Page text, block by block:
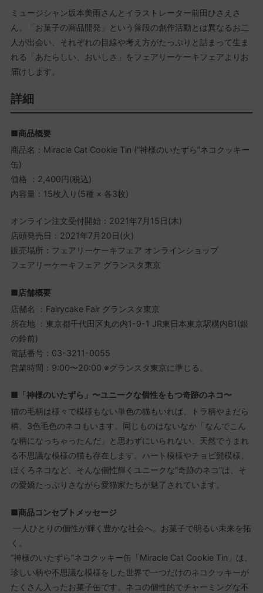
ミュージシャン坂本美雨さんとイラストレーター前田ひさえさ
ん。「お菓子の商品開発」という普段の創作活動とは異なるお二
人が出会い、それぞれの目線や考え方がたっぷりと詰まって生ま
れる「あたらしい、おいしさ」をフェアリーケーキフェアよりお
届けします。
詳細
■商品概要
商品名：Miracle Cat Cookie Tin (“神様のいたずら”ネコクッキー
缶)
価格 ：2,400円(税込)
内容量：15枚入り(5種 × 各3枚)
オンライン注文受付開始：2021年7月15日(木)
店頭発売日：2021年7月20日(火)
販売場所：フェアリーケーキフェア オンラインショップ
フェアリーケーキフェア グランスタ東京
■店舗概要
店舗名 ：Fairycake Fair グランスタ東京
所在地 ：東京都千代田区丸の内1-9-1 JR東日本東京駅構内B1(銀
の鈴前)
電話番号：03-3211-0055
営業時間：9:00〜20:00 ※グランスタ東京に準じる。
■「神様のいたずら」〜ユニークな個性をもつ奇跡のネコ〜
猫の毛柄は様々で模様もない単色の猫もいれば、トラ柄やまだら
柄、3色毛色のネコもいます。同じものはないなか「なんでこん
な柄になっちゃったんだ」と思わずにいられない、天然でうまれ
る不思議な模様の猫も存在します。ハート模様やチョビ髭模様、
ほくろネコなど、そんな個性輝くユニークな”奇跡のネコ”は、そ
の愛嬌たっぷりさながら愛猫家たちが魅了されています。
■商品コンセプトメッセージ
一人ひとりの個性が輝く豊かな社会へ。お菓子で明るい未来を拓
く。
“神様のいたずら”ネコクッキー缶「Miracle Cat Cookie Tin」は、
珍しい柄や不思議な模様をした世界で一つだけのネコクッキーが
たくさん入ったお菓子缶です。ネコの個性的でチャーミングな不